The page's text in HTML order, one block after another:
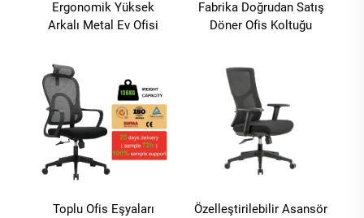
Ergonomik Yüksek
Arkalı Metal Ev Ofisi
Yönetici Ayarlanabilir
Ağırlık Bilgisayar Ofis
Koltuğu Başı Destekli
Fabrika Doğrudan Satış
Döner Ofis Koltuğu
Ağırlıklı Koltuğu Popüler
Satış
Toplu Ofis Eşyaları
Özelleştirilebilir Asansör